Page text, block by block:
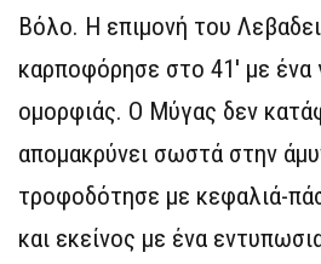
Βόλο. Η επιμονή του
καρποφόρησε στο 41′ με ένα
ομορφιάς. Ο Μύγας δεν
απομακρύνει σωστά στην
τροφοδότησε με κεφαλιά-
και εκείνος με ένα